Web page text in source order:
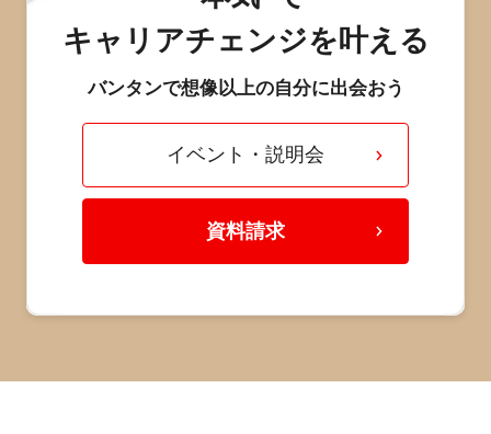
キャリアチェンジを叶える
バンタンで想像以上の自分に出会おう
イベント・説明会
資料請求